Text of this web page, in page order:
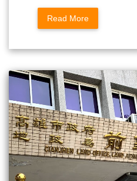
Read More